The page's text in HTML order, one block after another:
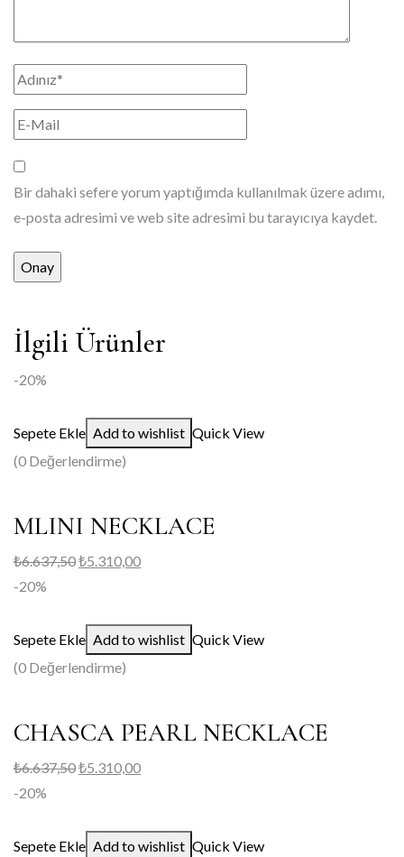
Bir dahaki sefere yorum yaptığımda kullanılmak üzere adımı,
e-posta adresimi ve web site adresimi bu tarayıcıya kaydet.
İlgili Ürünler
-20%
Sepete Ekle Add to wishlist Quick View
(0 Değerlendirme)
MLINI NECKLACE
₺6.637,50₺5.310,00
-20%
Sepete Ekle Add to wishlist Quick View
(0 Değerlendirme)
CHASCA PEARL NECKLACE
₺6.637,50₺5.310,00
-20%
Sepete Ekle Add to wishlist Quick View